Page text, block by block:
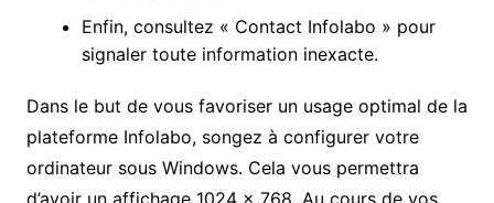
Enfin, consultez « Contact Infolabo » pour
signaler toute information inexacte.
Dans le but de vous favoriser un usage optimal de la
plateforme Infolabo, songez à configurer votre
ordinateur sous Windows. Cela vous permettra
d’avoir un affichage 1024 x 768. Au cours de vos